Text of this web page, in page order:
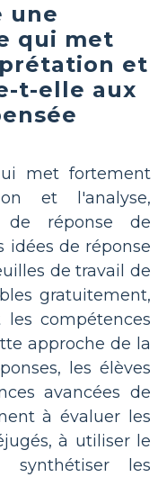
une
qui met
et
t-elle aux
met fortement
et l'analyse,
de réponse de
idées de réponse
de travail de
gratuitement,
les compétences
approche de la
les élèves
avancées de
à évaluer les
à utiliser le
synthétiser les